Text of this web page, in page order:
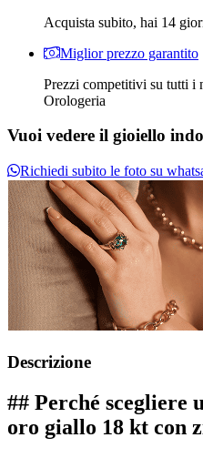
Acquista subito, hai 14
Miglior prezzo garantito
Prezzi competitivi su tutti i
Orologeria
Vuoi vedere il gioiello
Richiedi subito le foto su
Descrizione
## Perché scegliere
oro giallo 18 kt con